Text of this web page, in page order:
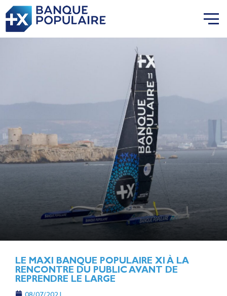
LE MAXI BANQUE POPULAIRE XI À LA
RENCONTRE DU PUBLIC AVANT DE
REPRENDRE LE LARGE